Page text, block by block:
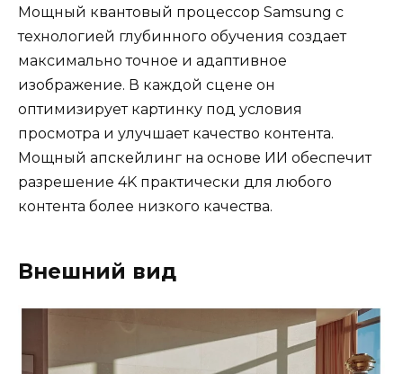
Мощный квантовый процессор Samsung с
технологией глубинного обучения создает
максимально точное и адаптивное
изображение. В каждой сцене он
оптимизирует картинку под условия
просмотра и улучшает качество контента.
Мощный апскейлинг на основе ИИ обеспечит
разрешение 4K практически для любого
контента более низкого качества.
Внешний вид